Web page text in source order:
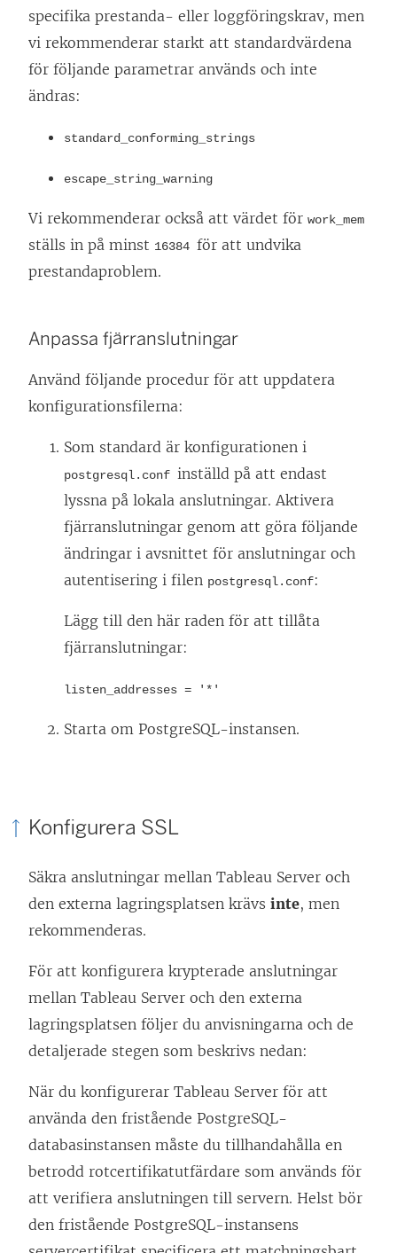
specifika prestanda- eller loggföringskrav, men
vi rekommenderar starkt att standardvärdena
för följande parametrar används och inte
ändras:
standard_conforming_strings
escape_string_warning
Vi rekommenderar också att värdet för work_mem
ställs in på minst 16384 för att undvika
prestandaproblem.
Anpassa fjärranslutningar
Använd följande procedur för att uppdatera
konfigurationsfilerna:
Som standard är konfigurationen i
postgresql.conf inställd på att endast
lyssna på lokala anslutningar. Aktivera
fjärranslutningar genom att göra följande
ändringar i avsnittet för anslutningar och
autentisering i filen postgresql.conf:
Lägg till den här raden för att tillåta
fjärranslutningar:
listen_addresses = '*'
Starta om PostgreSQL-instansen.
Konfigurera SSL
Säkra anslutningar mellan Tableau Server och
den externa lagringsplatsen krävs inte, men
rekommenderas.
För att konfigurera krypterade anslutningar
mellan Tableau Server och den externa
lagringsplatsen följer du anvisningarna och de
detaljerade stegen som beskrivs nedan:
När du konfigurerar Tableau Server för att
använda den fristående PostgreSQL-
databasinstansen måste du tillhandahålla en
betrodd rotcertifikatutfärdare som används för
att verifiera anslutningen till servern. Helst bör
den fristående PostgreSQL-instansens